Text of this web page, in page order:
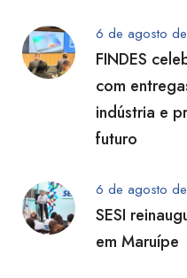
6 de agosto
FINDES
com
indústria e
futuro
6 de agosto
SESI
em Maruípe